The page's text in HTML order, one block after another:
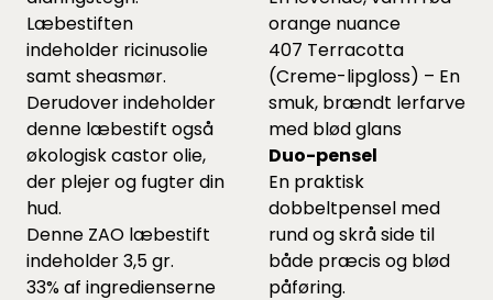
Læbestiften
indeholder ricinusolie
samt sheasmør.
Derudover indeholder
denne læbestift også
økologisk castor olie,
der plejer og fugter din
hud.
Denne ZAO læbestift
indeholder 3,5 gr.
33% af ingredienserne
orange nuance
407 Terracotta
(Creme-lipgloss) – En
smuk, brændt lerfarve
med blød glans
Duo-pensel
En praktisk
dobbeltpensel med
rund og skrå side til
både præcis og blød
påføring.